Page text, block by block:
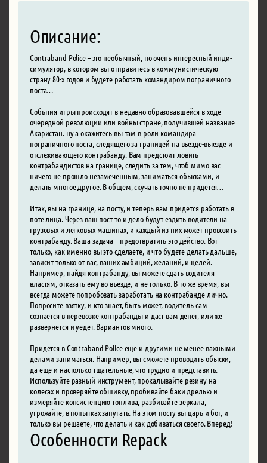
Описание:
Contraband Police – это необычный, но очень интересный инди-
симулятор, в котором вы отправитесь в коммунистическую
страну 80-х годов и будете работать командиром пограничного
поста…
События игры происходят в недавно образовавшейся в ходе
очередной революции или войны стране, получившей название
Акаристан. ну а окажитесь вы там в роли командира
пограничного поста, следящего за границей на въезде-выезде и
отслеживающего контрабанду. Вам предстоит ловить
контрабандистов на границе, следить за тем, чтоб мимо вас
ничего не прошло незамеченным, заниматься обысками, и
делать многое другое. В общем, скучать точно не придется…
Итак, вы на границе, на посту, и теперь вам придется работать в
поте лица. Через ваш пост то и дело будут ездить водители на
грузовых и легковых машинах, и каждый из них может провозить
контрабанду. Ваша задача – предотвратить это действо. Вот
только, как именно вы это сделаете, и что будете делать дальше,
зависит только от вас, ваших амбиций, желаний, и целей.
Например, найдя контрабанду, вы можете сдать водителя
властям, отказать ему во въезде, и не только. В то же время, вы
всегда можете попробовать заработать на контрабанде лично.
Попросите взятку, и кто знает, быть может, водитель сам
сознается в перевозке контрабанды и даст вам денег, или же
развернется и уедет. Вариантов много.
Придется в Contraband Police еще и другими не менее важными
делами заниматься. Например, вы сможете проводить обыски,
да еще и настолько тщательные, что трудно и представить.
Используйте разный инструмент, прокалывайте резину на
колесах и проверяйте обшивку, пробивайте баки дрелью и
измеряйте консистенцию топлива, разбивайте зеркала,
угрожайте, в попытках запугать. На этом посту вы царь и бог, и
только вы решаете, что делать и как добиваться своего. Вперед!
Особенности Repack